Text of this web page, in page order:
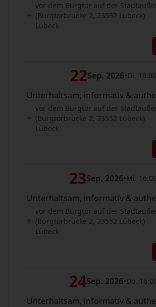
vor dem Burgtor auf der
(Burgtorbrücke 2, 23552 Lübeck)
Lübeck
22Sep. 2026•Di. 16:00
Unterhaltsam, informativ &
vor dem Burgtor auf der
(Burgtorbrücke 2, 23552 Lübeck)
Lübeck
23Sep. 2026•Mi. 16:00
Unterhaltsam, informativ &
vor dem Burgtor auf der
(Burgtorbrücke 2, 23552 Lübeck)
Lübeck
24Sep. 2026•Do.
Unterhaltsam, informativ &